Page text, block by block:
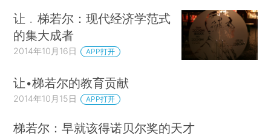
让﹒梯若尔：现代经济学范式
的集大成者
2014年10月16日 APP打开
让•梯若尔的教育贡献
2014年10月15日 APP打开
梯若尔：早就该得诺贝尔奖的天才